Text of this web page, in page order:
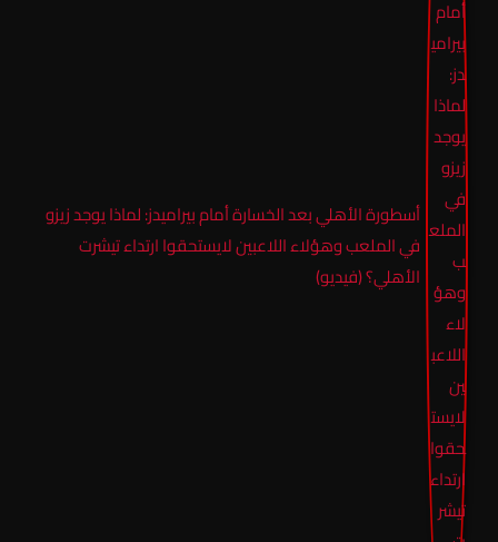
أسطورة الأهلي بعد الخسارة أمام بيراميدز: لماذا يوجد زيزو
في الملعب وهؤلاء اللاعبين لايستحقوا ارتداء تيشرت
الأهلي؟ (فيديو)